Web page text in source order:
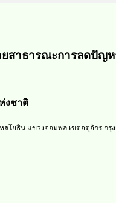
สาธารณะการลดปัญห
งชาติ
ลโยธิน แขวงจอมพล เขตจตุจักร กรุง